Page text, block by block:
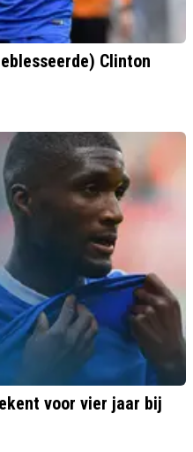
Clinton
voor vier jaar bij